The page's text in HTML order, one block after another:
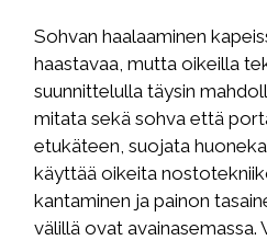
Sohvan haalaaminen
haastavaa, mutta oikeilla
suunnittelulla täysin
mitata sekä sohva että
etukäteen, suojata
käyttää oikeita
kantaminen ja painon
välillä ovat avainasemassa.